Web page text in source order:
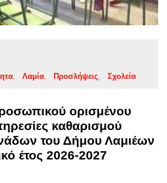
Λαμία Προσλήψεις Σχολεία
ορισμένου
καθαρισμού
του Δήμου Λαμιέων
έτος 2026-2027